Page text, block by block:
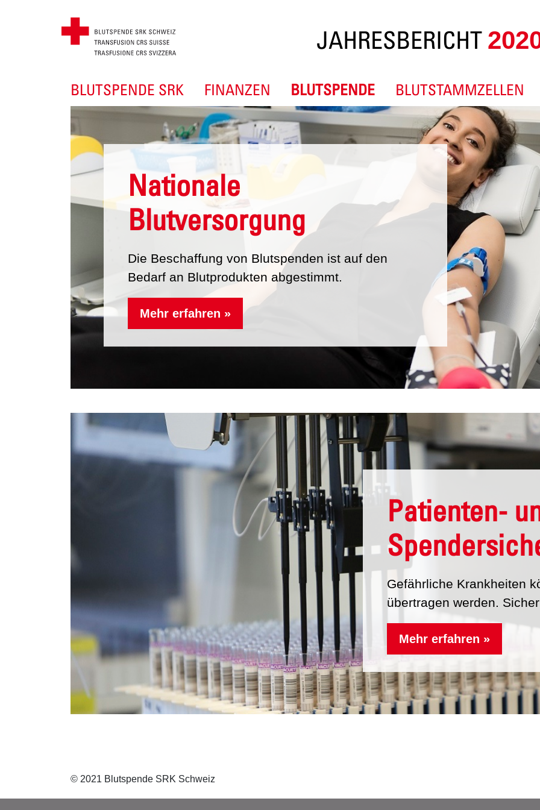
JAHRESBERICHT
BLUTSPENDE SRK FINANZEN BLUTSPENDE BLUTSTAMMZELLEN
Nationale
Blutversorgung
Die Beschaffung von Blutspenden ist auf den
Bedarf an Blutprodukten abgestimmt.
Mehr erfahren »
Patienten-
Gefährliche Krankheiten
übertragen werden.
Mehr erfahren »
© 2021 Blutspende SRK Schweiz